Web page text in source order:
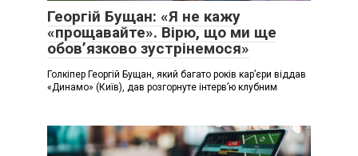
Георгій Бущан: «Я не кажу
«прощавайте». Вірю, що ми ще
обов’язково зустрінемося»
Голкіпер Георгій Бущан, який багато років кар’єри віддав
«Динамо» (Київ), дав розгорнуте інтерв’ю клубним